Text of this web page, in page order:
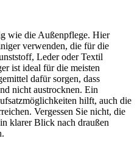
wie die Außenpflege. Hier
verwenden, die für die
Leder oder Textil
ist ideal für die meisten
dafür sorgen, dass
nicht austrocknen. Ein
hilft, auch die
Vergessen Sie nicht, die
klarer Blick nach draußen